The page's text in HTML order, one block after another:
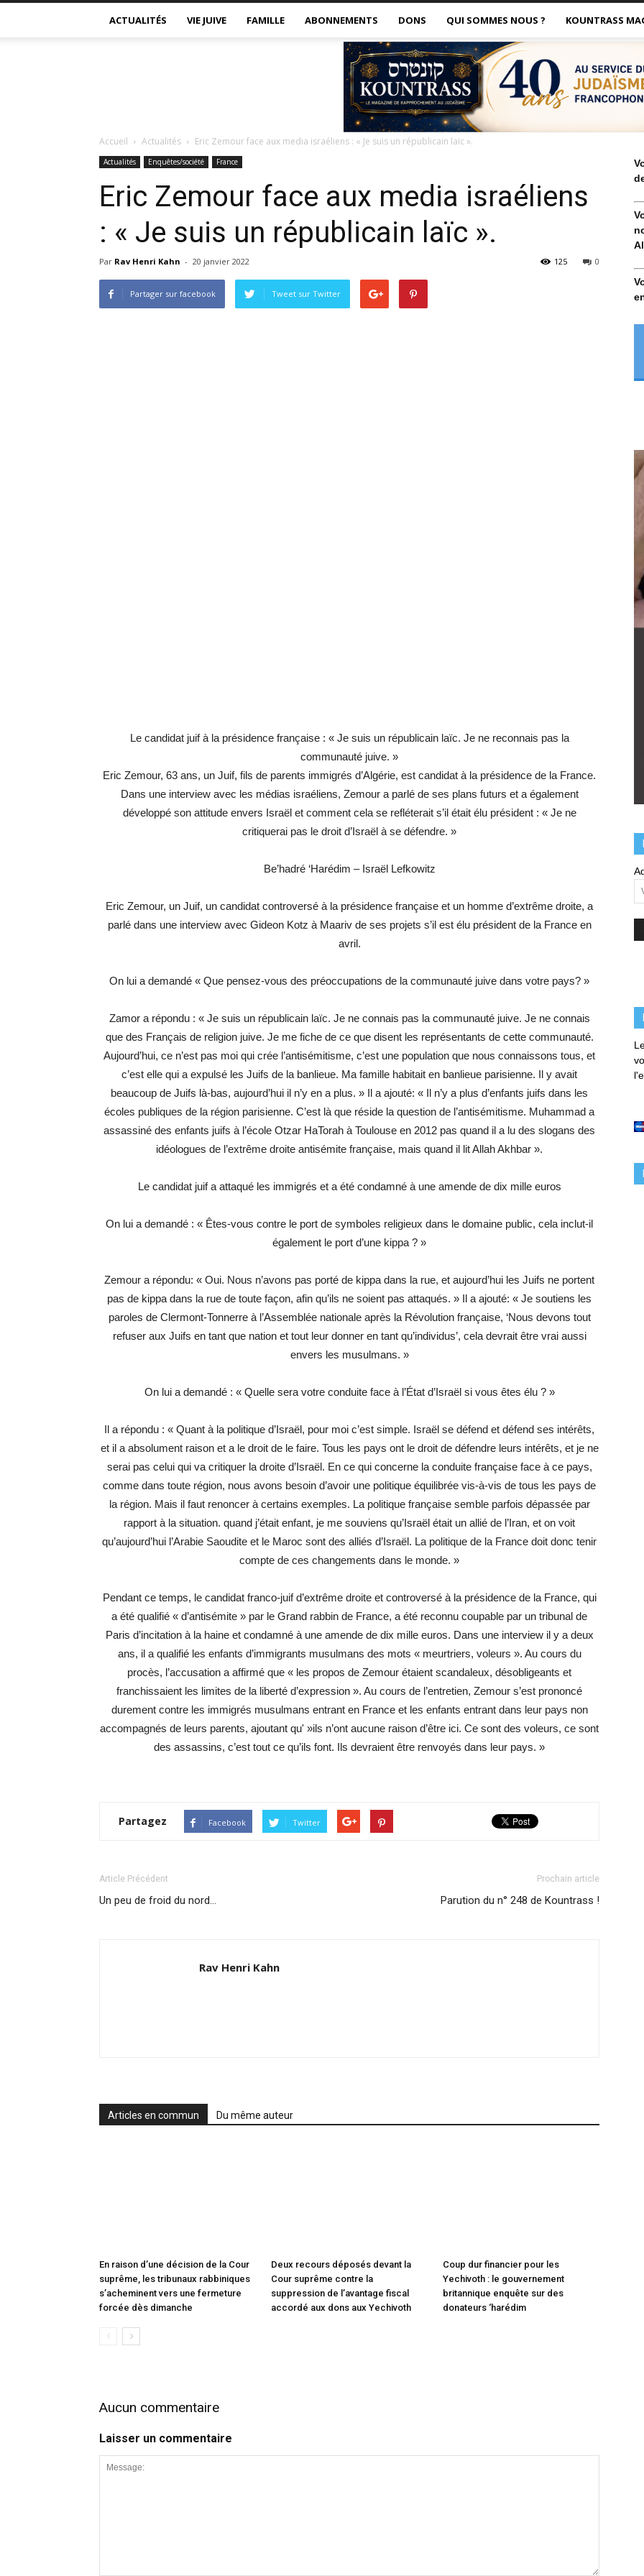
ACTUALITÉS VIE JUIVE FAMILLE ABONNEMENTS DONS QUI SOMMES NOUS ? KOUNTRASS
Accueil Actualités Eric Zemour face aux media israéliens : « Je suis un républicain laïc ».
Actualités Enquêtes/société France
Eric Zemour face aux media israéliens
: « Je suis un républicain laïc ».
Par Rav Henri Kahn - 20 janvier 2022 0
125
Partager sur facebook Tweet sur Twitter
Le candidat juif à la présidence française : « Je suis un républicain laïc. Je ne reconnais pas la
communauté juive. »
Eric Zemour, 63 ans, un Juif, fils de parents immigrés d’Algérie, est candidat à la présidence de la France.
Dans une interview avec les médias israéliens, Zemour a parlé de ses plans futurs et a également
développé son attitude envers Israël et comment cela se refléterait s’il était élu président : « Je ne
critiquerai pas le droit d’Israël à se défendre. »
Be’hadré ‘Harédim – Israël Lefkowitz
Eric Zemour, un Juif, un candidat controversé à la présidence française et un homme d’extrême droite, a
parlé dans une interview avec Gideon Kotz à Maariv de ses projets s’il est élu président de la France en
avril.
On lui a demandé « Que pensez-vous des préoccupations de la communauté juive dans votre pays? »
Zamor a répondu : « Je suis un républicain laïc. Je ne connais pas la communauté juive. Je ne connais
que des Français de religion juive. Je me fiche de ce que disent les représentants de cette communauté.
Aujourd’hui, ce n’est pas moi qui crée l’antisémitisme, c’est une population que nous connaissons tous, et
c’est elle qui a expulsé les Juifs de la banlieue. Ma famille habitait en banlieue parisienne. Il y avait
beaucoup de Juifs là-bas, aujourd’hui il n’y en a plus. » Il a ajouté: « Il n’y a plus d’enfants juifs dans les
écoles publiques de la région parisienne. C’est là que réside la question de l’antisémitisme. Muhammad a
assassiné des enfants juifs à l’école Otzar HaTorah à Toulouse en 2012 pas quand il a lu des slogans des
idéologues de l’extrême droite antisémite française, mais quand il lit Allah Akhbar ».
Le candidat juif a attaqué les immigrés et a été condamné à une amende de dix mille euros
On lui a demandé : « Êtes-vous contre le port de symboles religieux dans le domaine public, cela inclut-il
également le port d’une kippa ? »
Zemour a répondu: « Oui. Nous n’avons pas porté de kippa dans la rue, et aujourd’hui les Juifs ne portent
pas de kippa dans la rue de toute façon, afin qu’ils ne soient pas attaqués. » Il a ajouté: « Je soutiens les
paroles de Clermont-Tonnerre à l’Assemblée nationale après la Révolution française, ‘Nous devons tout
refuser aux Juifs en tant que nation et tout leur donner en tant qu’individus’, cela devrait être vrai aussi
envers les musulmans. »
On lui a demandé : « Quelle sera votre conduite face à l’État d’Israël si vous êtes élu ? »
Il a répondu : « Quant à la politique d’Israël, pour moi c’est simple. Israël se défend et défend ses intérêts,
et il a absolument raison et a le droit de le faire. Tous les pays ont le droit de défendre leurs intérêts, et je ne
serai pas celui qui va critiquer la droite d’Israël. En ce qui concerne la conduite française face à ce pays,
comme dans toute région, nous avons besoin d’avoir une politique équilibrée vis-à-vis de tous les pays de
la région. Mais il faut renoncer à certains exemples. La politique française semble parfois dépassée par
rapport à la situation. quand j’était enfant, je me souviens qu’Israël était un allié de l’Iran, et on voit
qu’aujourd’hui l’Arabie Saoudite et le Maroc sont des alliés d’Israël. La politique de la France doit donc tenir
compte de ces changements dans le monde. »
Pendant ce temps, le candidat franco-juif d’extrême droite et controversé à la présidence de la France, qui
a été qualifié « d’antisémite » par le Grand rabbin de France, a été reconnu coupable par un tribunal de
Paris d’incitation à la haine et condamné à une amende de dix mille euros. Dans une interview il y a deux
ans, il a qualifié les enfants d’immigrants musulmans des mots « meurtriers, voleurs ». Au cours du
procès, l’accusation a affirmé que « les propos de Zemour étaient scandaleux, désobligeants et
franchissaient les limites de la liberté d’expression ». Au cours de l’entretien, Zemour s’est prononcé
durement contre les immigrés musulmans entrant en France et les enfants entrant dans leur pays non
accompagnés de leurs parents, ajoutant qu' »ils n’ont aucune raison d’être ici. Ce sont des voleurs, ce sont
des assassins, c’est tout ce qu’ils font. Ils devraient être renvoyés dans leur pays. »
Partagez Facebook Twitter
Article Précédent
Un peu de froid du nord…
Prochain article
Parution du n° 248 de Kountrass !
Rav Henri Kahn
Articles en commun Du même auteur
En raison d’une décision de la Cour
suprême, les tribunaux rabbiniques
s’acheminent vers une fermeture
forcée dès dimanche
Deux recours déposés devant la
Cour suprême contre la
suppression de l’avantage fiscal
accordé aux dons aux Yechivoth
Coup dur financier pour les
Yechivoth : le gouvernement
britannique enquête sur des
donateurs ‘harédim
Aucun commentaire
Laisser un commentaire